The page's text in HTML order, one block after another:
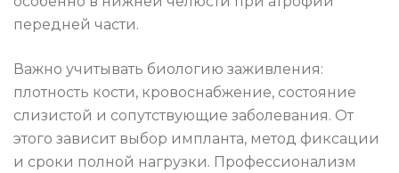
передней части.
Важно учитывать биологию заживления:
плотность кости, кровоснабжение, состояние
слизистой и сопутствующие заболевания. От
этого зависит выбор импланта, метод фиксации
и сроки полной нагрузки. Профессионализм